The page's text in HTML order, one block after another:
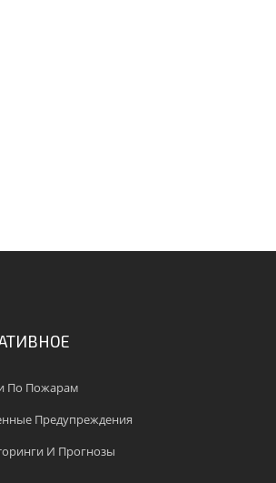
По Пожарам
Предупреждения
И Прогнозы